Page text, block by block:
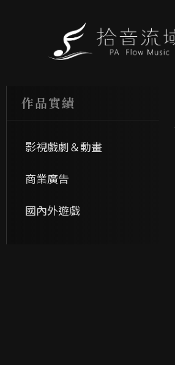
作品實績
影視戲劇＆動畫
商業廣告
國內外遊戲